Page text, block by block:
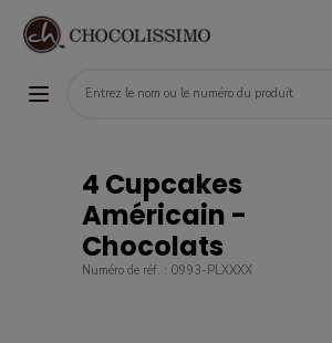
4 Cupcakes
Américain -
Chocolats
Numéro de réf. : 0993-PLXXXX